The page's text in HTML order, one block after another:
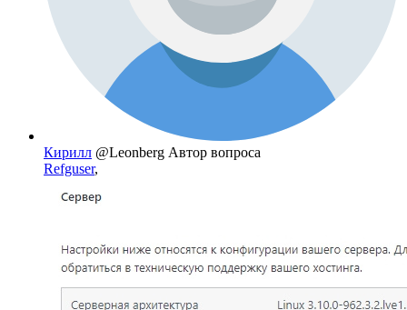
Кирилл @Leonberg Автор вопроса
Refguser,